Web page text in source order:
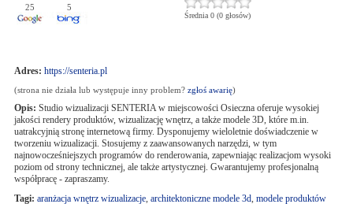
25 5
Średnia 0 (0 głosów)
Adres: https://senteria.pl
(strona nie działa lub występuje inny problem? zgłoś awarię)
Opis: Studio wizualizacji SENTERIA w miejscowości Osieczna oferuje wysokiej
jakości rendery produktów, wizualizację wnętrz, a także modele 3D, które m.in.
uatrakcyjnią stronę internetową firmy. Dysponujemy wieloletnie doświadczenie w
tworzeniu wizualizacji. Stosujemy z zaawansowanych narzędzi, w tym
najnowocześniejszych programów do renderowania, zapewniając realizacjom wysoki
poziom od strony technicznej, ale także artystycznej. Gwarantujemy profesjonalną
współpracę - zapraszamy.
Tagi: aranżacja wnętrz wizualizacje, architektoniczne modele 3d, modele produktów